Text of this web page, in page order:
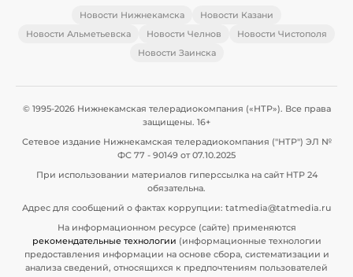
Новости Нижнекамска
Новости Казани
Новости Альметьевска
Новости Челнов
Новости Чистополя
Новости Заинска
© 1995-2026 Нижнекамская телерадиокомпания («НТР»). Все права
защищены. 16+
Сетевое издание Нижнекамская телерадиокомпания ("НТР") ЭЛ №
ФС 77 - 90149 от 07.10.2025
При использовании материалов гиперссылка на сайт НТР 24
обязательна.
Адрес для сообщений о фактах коррупции: tatmedia@tatmedia.ru
На информационном ресурсе (сайте) применяются
рекомендательные технологии (информационные технологии
предоставления информации на основе сбора, систематизации и
анализа сведений, относящихся к предпочтениям пользователей